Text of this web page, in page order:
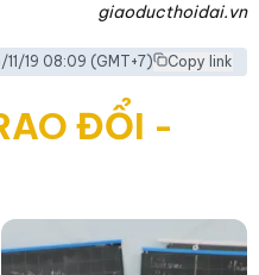
giaoducthoidai.vn
19 08:09 (GMT+7) Copy link
ĐỔI -